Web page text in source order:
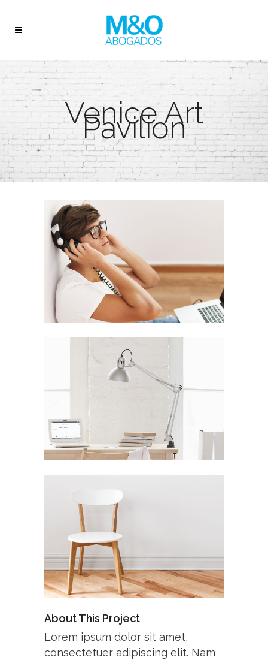
Venice Art
Pavilion
About This Project
Lorem ipsum dolor sit amet,
consectetuer adipiscing elit. Nam